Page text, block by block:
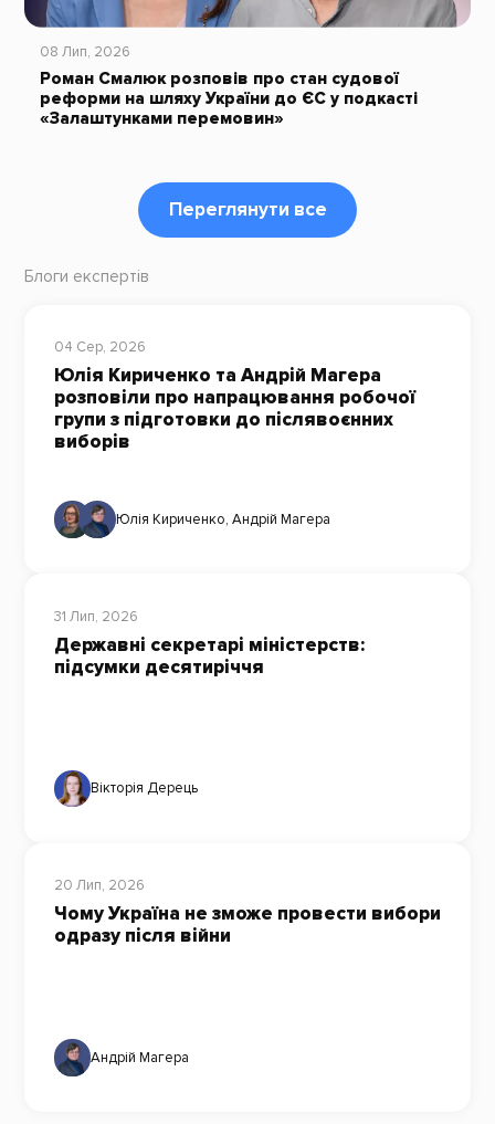
08 Лип, 2026
Роман Смалюк розповів про стан судової
реформи на шляху України до ЄС у подкасті
«Залаштунками перемовин»
Переглянути все
Блоги експертів
04 Сер, 2026
Юлія Кириченко та Андрій Магера
розповіли про напрацювання робочої
групи з підготовки до післявоєнних
виборів
Юлія Кириченко, Андрій Магера
31 Лип, 2026
Державні секретарі міністерств:
підсумки десятиріччя
Вікторія Дерець
20 Лип, 2026
Чому Україна не зможе провести вибори
одразу після війни
Андрій Магера